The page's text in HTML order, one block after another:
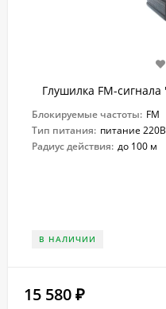
Глушилка FM-
Блокируемые частоты: FM
Тип питания: питание 220В
Радиус действия: до 100 м
В НАЛИЧИИ
15 580 ₽